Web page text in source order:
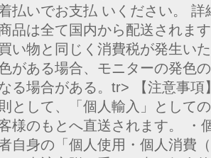
払いでお支払 いください。
品は全て国内から配送されま
い物と同じく消費税が発生い
がある場合、モニターの発色
る場合がある。tr> 【注意事
として、「個人輸入」として
様のもとへ直送されます。 ・
自身の「個人使用・個人消費